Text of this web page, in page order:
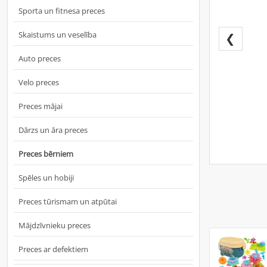
Sporta un fitnesa preces
Skaistums un veselība
Auto preces
Velo preces
Preces mājai
Dārzs un āra preces
Preces bērniem
Spēles un hobiji
Preces tūrismam un atpūtai
Mājdzīvnieku preces
Preces ar defektiem
❮